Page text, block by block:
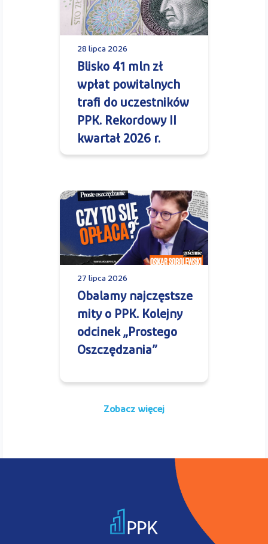
28 lipca 2026
Blisko 41 mln zł
wpłat powitalnych
trafi do uczestników
PPK. Rekordowy II
kwartał 2026 r.
27 lipca 2026
Obalamy najczęstsze
mity o PPK. Kolejny
odcinek „Prostego
Oszczędzania”
Zobacz więcej